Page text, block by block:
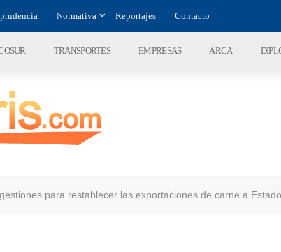
Normativa Reportajes Contacto
TRANSPORTES EMPRESAS ARCA
para restablecer las exportaciones de carne a